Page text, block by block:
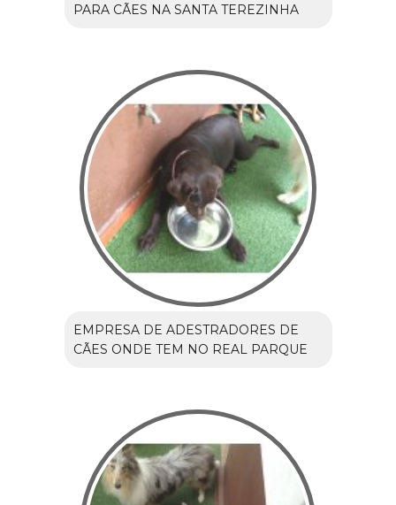
PARA CÃES NA SANTA TEREZINHA
EMPRESA DE ADESTRADORES DE
CÃES ONDE TEM NO REAL PARQUE